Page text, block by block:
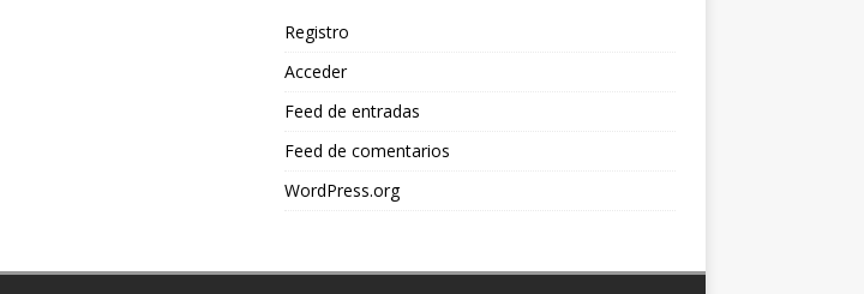
Registro
Acceder
Feed de entradas
Feed de comentarios
WordPress.org